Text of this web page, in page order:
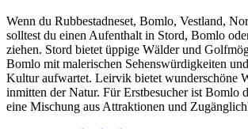
Wenn du Rubbestadneset, Bomlo, Vestland,
solltest du einen Aufenthalt in Stord, Bomlo
ziehen. Stord bietet üppige Wälder und
Bomlo mit malerischen Sehenswürdigkeiten
Kultur aufwartet. Leirvik bietet wunderschöne
inmitten der Natur. Für Erstbesucher ist Bomlo
eine Mischung aus Attraktionen und